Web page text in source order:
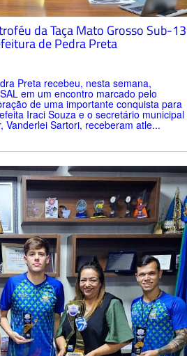
da Taça Mato Grosso Sub-13
de Pedra Preta
Preta recebeu, nesta semana,
em um encontro marcado pelo
de uma importante conquista para
Iraci Souza e o secretário municipal
Vanderlei Sartori, receberam atle...